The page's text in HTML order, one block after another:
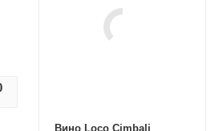
Вино Loco Cimbali